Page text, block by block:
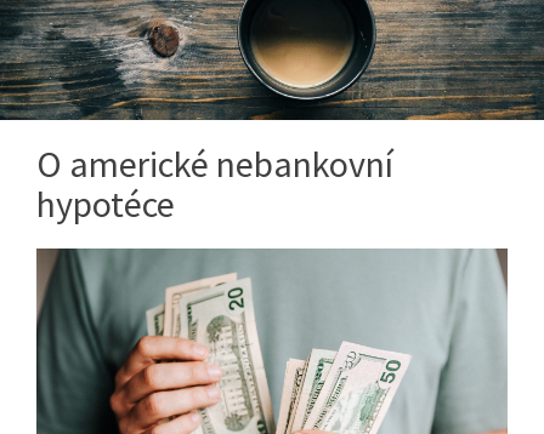
O americké nebankovní
hypotéce